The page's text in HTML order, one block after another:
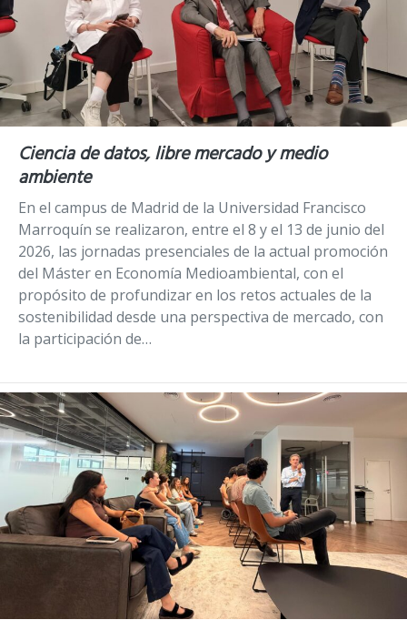
Ciencia de datos, libre mercado y medio
ambiente
En el campus de Madrid de la Universidad Francisco
Marroquín se realizaron, entre el 8 y el 13 de junio del
2026, las jornadas presenciales de la actual promoción
del Máster en Economía Medioambiental, con el
propósito de profundizar en los retos actuales de la
sostenibilidad desde una perspectiva de mercado, con
la participación de…